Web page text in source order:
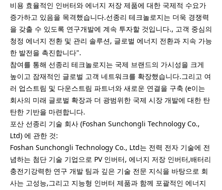
비용 효율적인 인버터와 에너지 저장 제품에 대한 국제적 수요가
증가하고 있음을 목격했습니다.선종리 테크놀로지는 더욱 경쟁력
을 갖출 수 있도록 연구개발에 계속 투자할 것입니다., 고객 중심의
청정 에너지 전환 및 관리 솔루션, 글로벌 에너지 전환과 지속 가능
한 발전을 촉진합니다".
참여를 통해 선종리 테크놀로지는 국제 브랜드의 가시성을 크게
높이고 잠재적인 글로벌 고객 네트워크를 확장했습니다.그리고 여
러 업스트림 및 다운스트림 파트너와 새로운 연결을 구축 (e이는
회사의 미래 글로벌 확장과 더 광범위한 국제 시장 개발에 대한 탄
탄한 기반을 마련합니다.
포산 선종리 기술 회사 (Foshan Sunchongli Technology Co.,
Ltd) 에 관한 것:
Foshan Sunchongli Technology Co., Ltd는 전력 전자 기술에 전
념하는 첨단 기술 기업으로 PV 인버터, 에너지 저장 인버터,배터리
충전기강력한 연구 개발 팀과 깊은 기술 전문 지식을 바탕으로 회
사는 고성능,그리고 지능형 인버터 제품과 함께 포괄적인 에너지